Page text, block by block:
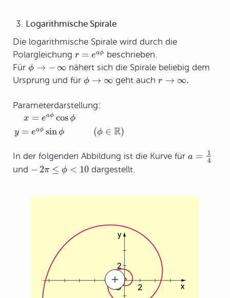
Logarithmische Spirale
Die logarithmische Spirale wird durch die
Polargleichung r = eaϕ
beschrieben.
Für ϕ → − ∞ nähert sich die Spirale beliebig dem
Ursprung und für ϕ → ∞ geht auchr → ∞.
Parameterdarstellung:
x = eaϕ cosϕ
y = eaϕ sinϕ (ϕ ∈ R)
In der folgenden Abbildung ist die Kurve für a =
1
4
und − 2π ≤ ϕ < 10 dargestellt.